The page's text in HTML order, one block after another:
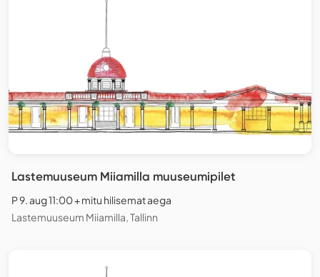
Lastemuuseum Miiamilla muuseumipilet
P 9. aug 11:00 + mitu hilisemat aega
Lastemuuseum Miiamilla, Tallinn